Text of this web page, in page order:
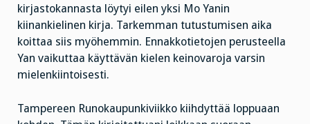
kirjastokannasta löytyi eilen yksi Mo Yanin
kiinankielinen kirja. Tarkemman tutustumisen aika
koittaa siis myöhemmin. Ennakkotietojen perusteella
Yan vaikuttaa käyttävän kielen keinovaroja varsin
mielenkiintoisesti.
Tampereen Runokaupunkiviikko kiihdyttää loppuaan